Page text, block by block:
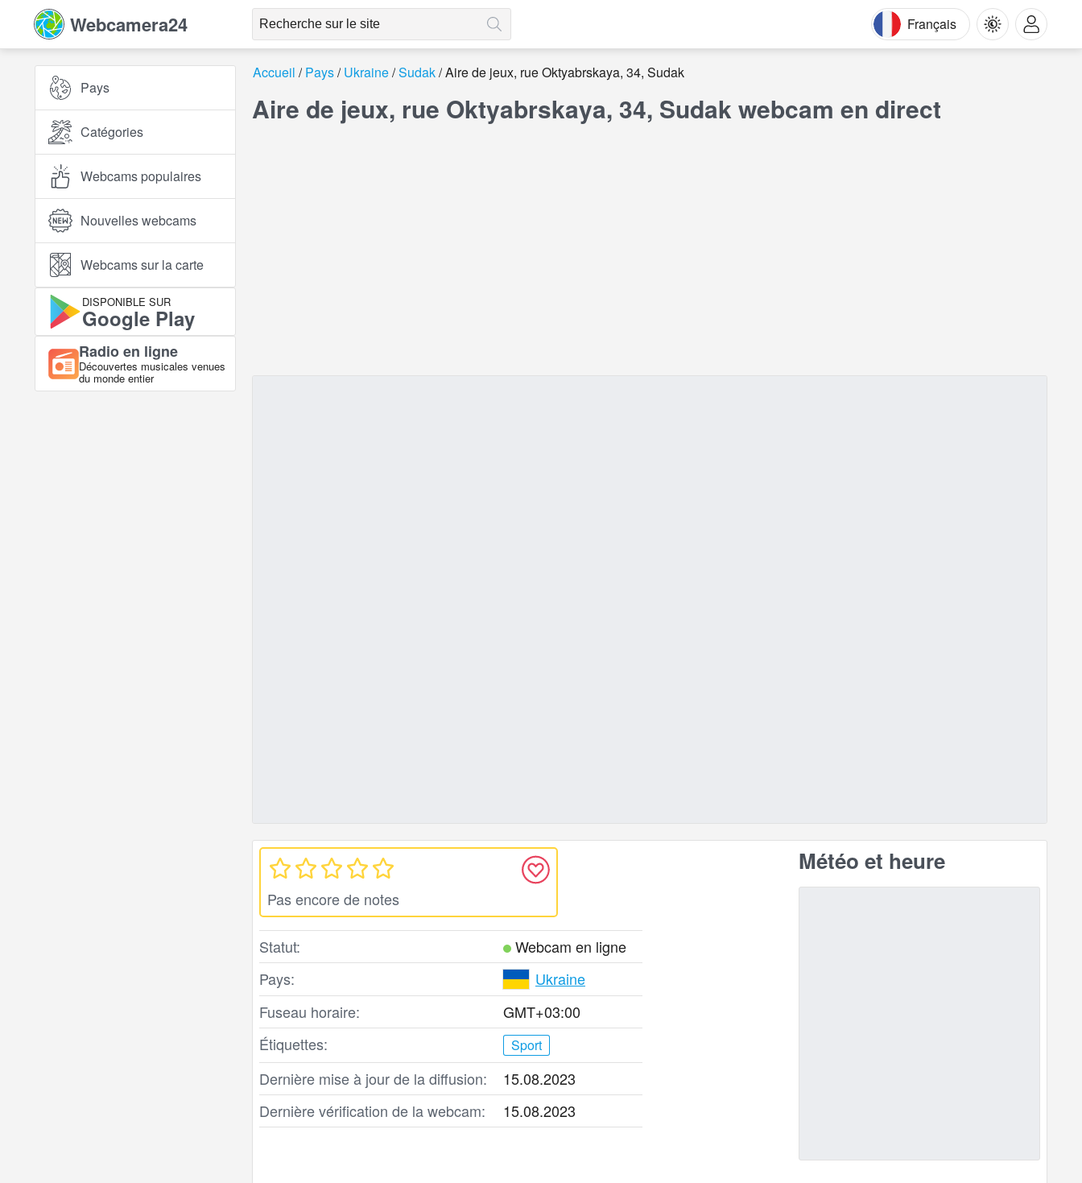
Webcamera24 Français
Pays
Catégories
Webcams populaires
Nouvelles webcams
Webcams sur la carte
DISPONIBLE SUR
Google Play
Radio en ligne
Découvertes musicales venues
du monde entier
Accueil Pays Ukraine Sudak Aire de jeux, rue Oktyabrskaya, 34, Sudak
Aire de jeux, rue Oktyabrskaya, 34, Sudak webcam en direct
Pas encore de notes
Statut:
Webcam en ligne
Pays:
Ukraine
Fuseau horaire:
GMT+03:00
Étiquettes:
Sport
Dernière mise à jour de la diffusion:
15.08.2023
Dernière vérification de la webcam:
15.08.2023
Météo et heure